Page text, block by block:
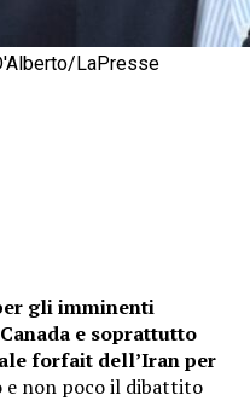
LaPresse
gli imminenti
e soprattutto
forfait dell’Iran per
e non poco il dibattito